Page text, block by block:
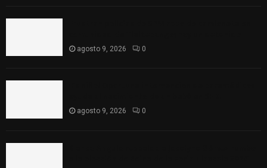
agosto 9, 2026 0
agosto 9, 2026 0